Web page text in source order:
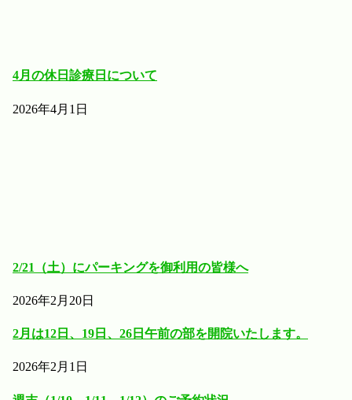
4月の休日診療日について
2026年4月1日
2/21（土）にパーキングを御利用の皆様へ
2026年2月20日
2月は12日、19日、26日午前の部を開院いたします。
2026年2月1日